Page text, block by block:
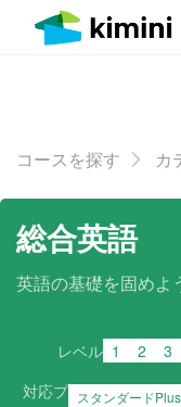
コースを探す カ
総合英語
英語の基礎を固めよ
レベル 1 2 3
対応プ
スタンダード